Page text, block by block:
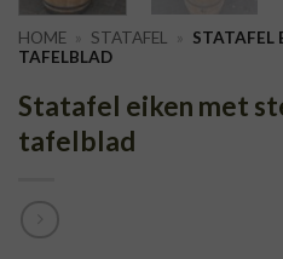
HOME » STATAFEL » STATAFEL
TAFELBLAD
Statafel eiken met
tafelblad